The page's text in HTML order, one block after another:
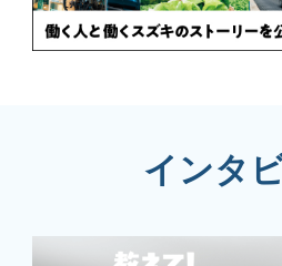
インタ